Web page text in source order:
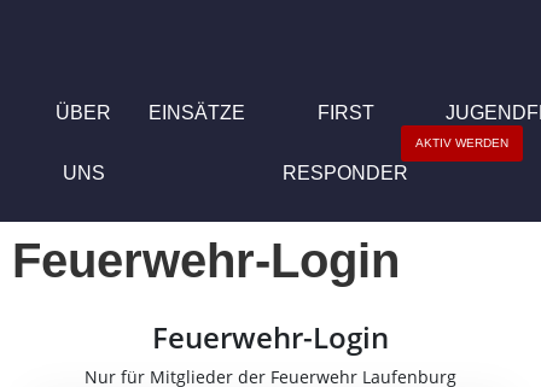
ÜBER
UNS
EINSÄTZE FIRST
RESPONDER
AKTIV WERDEN
Feuerwehr-Login
Feuerwehr-Login
Nur für Mitglieder der Feuerwehr Laufenburg